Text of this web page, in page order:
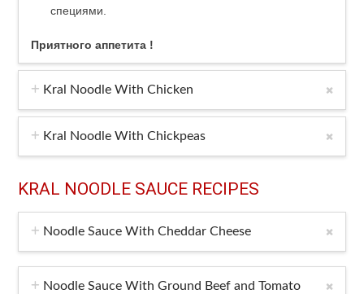
специями.
Приятного аппетита !
Kral Noodle With Chicken
Kral Noodle With Chickpeas
KRAL NOODLE SAUCE RECIPES
Noodle Sauce With Cheddar Cheese
Noodle Sauce With Ground Beef and Tomato